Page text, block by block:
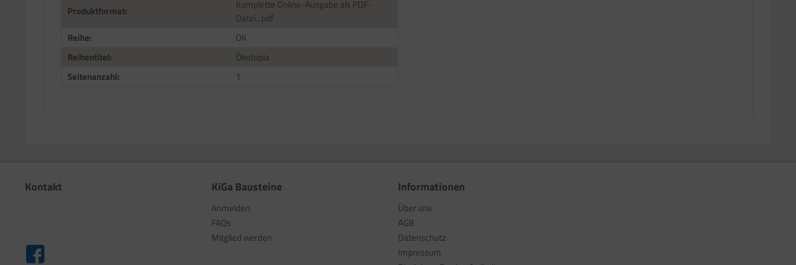
Produktformat:
Komplette Online-Ausgabe als PDF-
Datei., pdf
Reihe:
OK
Reihentitel:
Ökotopia
Seitenanzahl:
1
Kontakt KiGa Bausteine
Anmelden
FAQs
Mitglied werden
Informationen
Über uns
AGB
Datenschutz
Impressum